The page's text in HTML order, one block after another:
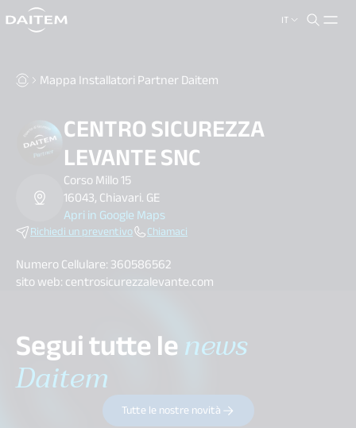
IT
search.label
Mappa Installatori Partner Daitem
CENTRO SICUREZZA
LEVANTE SNC
Corso Millo 15
16043, Chiavari. GE
Apri in Google Maps
Richiedi un preventivo Chiamaci
Numero Cellulare:360586562
sito web: centrosicurezzalevante.com
Segui tutte lenews
Daitem
Tutte le nostre novità